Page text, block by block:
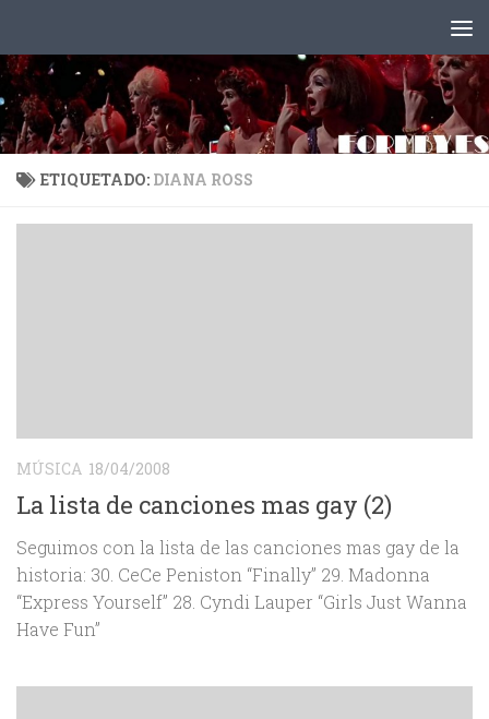
ETIQUETADO: DIANA ROSS
MÚSICA 18/04/2008
La lista de canciones mas gay (2)
Seguimos con la lista de las canciones mas gay de la
historia: 30. CeCe Peniston “Finally” 29. Madonna
“Express Yourself” 28. Cyndi Lauper “Girls Just Wanna
Have Fun”